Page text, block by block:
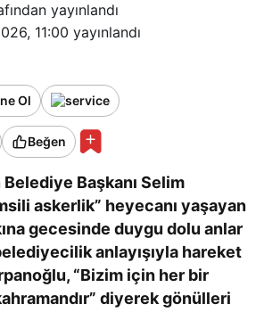
yayınlandı
11:00 yayınlandı
Ol
Beğen
Başkanı Selim
askerlik” heyecanı yaşayan
gecesinde duygu dolu anlar
anlayışıyla hareket
“Bizim için her bir
diyerek gönülleri